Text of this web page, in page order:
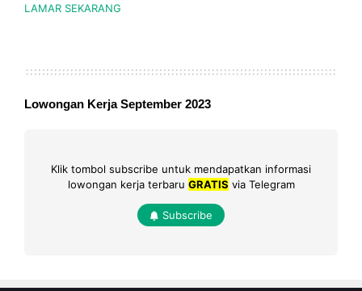
LAMAR SEKARANG
Lowongan Kerja September 2023
Klik tombol subscribe untuk mendapatkan informasi
lowongan kerja terbaru GRATIS via Telegram
Subscribe